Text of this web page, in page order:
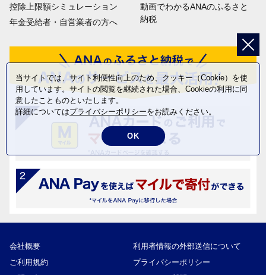
控除上限額シミュレーション
年金受給者・自営業者の方へ
動画でわかるANAのふるさと
納税
会社概要
利用者情報の外部送信について
ご利用規約
プライバシーポリシー
当サイトでは、サイト利便性向上のため、クッキー（Cookie）を使
用しています。サイトの閲覧を継続された場合、Cookieの利用に同
意したことものといたします。
詳細についてはプライバシーポリシーをお読みください。
OK